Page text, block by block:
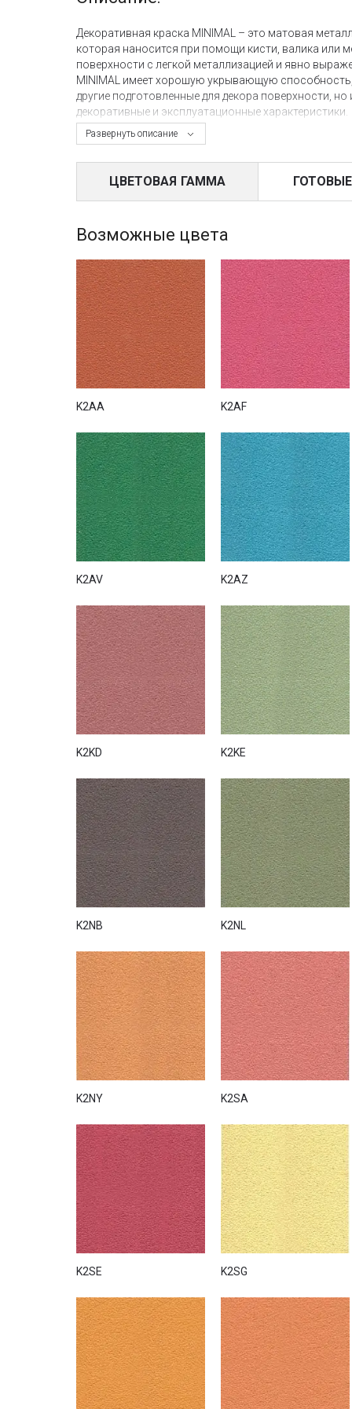
Развернуть описание
Декоративная краска MINIMAL – это матовая
которая наносится при помощи кисти, валика или
поверхности с легкой металлизацией и явно
MINIMAL имеет хорошую укрывающую
другие подготовленные для декора поверхности,
декоративные и эксплуатационные характеристики.
Интерьерная краска MINIMAL имеет такую же
Финишный декор, выполненный при помощи краски
влажную уборку и локальный ремонт
защитно-декоративным материалом
видоизмените эффект, добавив золотых или
ЦВЕТОВАЯ ГАММА
Возможные цвета
K2AA K2AF
K2AV K2AZ
K2KD K2KE
K2NB K2NL
K2NY K2SA
K2SE K2SG